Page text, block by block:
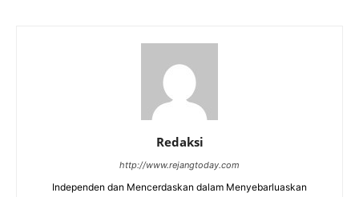
Redaksi
http://www.rejangtoday.com
Independen dan Mencerdaskan dalam Menyebarluaskan